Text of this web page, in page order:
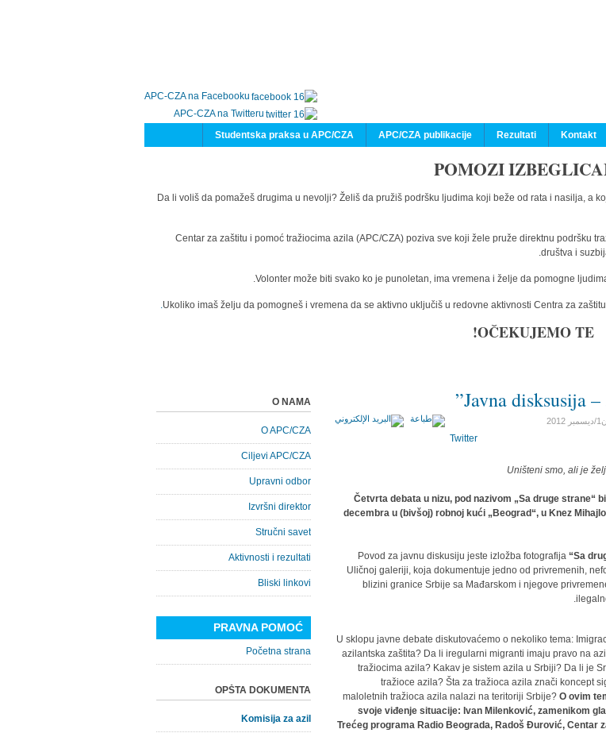
APC-CZA na Facebooku
APC-CZA na Twitteru
Kontakt
Rezultati
APC/CZA publikacije
Studentska praksa u APC/CZA
POMOZI
Da li voliš da pomažeš drugima u nevolji? Želiš da pružiš podršku ljudima koji beže od rata i nasilja, a
Centar za zaštitu i pomoć tražiocima azila (APC/CZA) poziva sve koji žele pruže direktnu podršku
društva i
Volonter može biti svako ko je punoletan, ima vremena i želje da pomogne
Ukoliko imaš želju da pomogneš i vremena da se aktivno uključiš u redovne aktivnosti Centra za
OČEKUJEMO TE!
Javna disksusija –
Twitter
Četvrta debata u nizu, pod nazivom „Sa druge strane“
decembra u (bivšoj) robnoj kući „Beograd“, u Knez
Povod za javnu diskusiju jeste izložba fotografija “Sa
Uličnoj galeriji, koja dokumentuje jedno od privremenih,
blizini granice Srbije sa Mađarskom i njegove
U sklopu javne debate diskutovaćemo o nekoliko tema:
azilantska zaštita? Da li iregularni migranti imaju pravo na
tražiocima azila? Kakav je sistem azila u Srbiji? Da li je
tražioce azila? Šta za tražioca azila znači koncept
maloletnih tražioca azila nalazi na teritoriji Srbije?O ovim
svoje viđenje situacije: Ivan Milenković, zamenikom
Trećeg programa Radio Beograda, Radoš Đurović, Centar
O NAMA
O APC/CZA
Ciljevi APC/CZA
Upravni odbor
Izvršni direktor
Stručni savet
Aktivnosti i rezultati
Bliski linkovi
PRAVNA POMOĆ
Početna strana
OPŠTA DOKUMENTA
Komisija za azil